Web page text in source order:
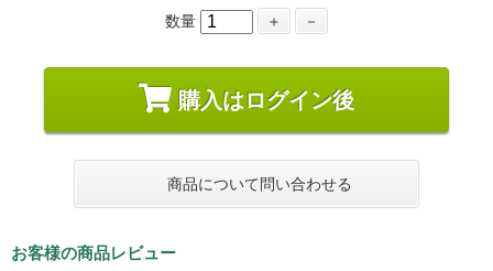
数量 ＋ －
購入はログイン後
商品について問い合わせる
お客様の商品レビュー